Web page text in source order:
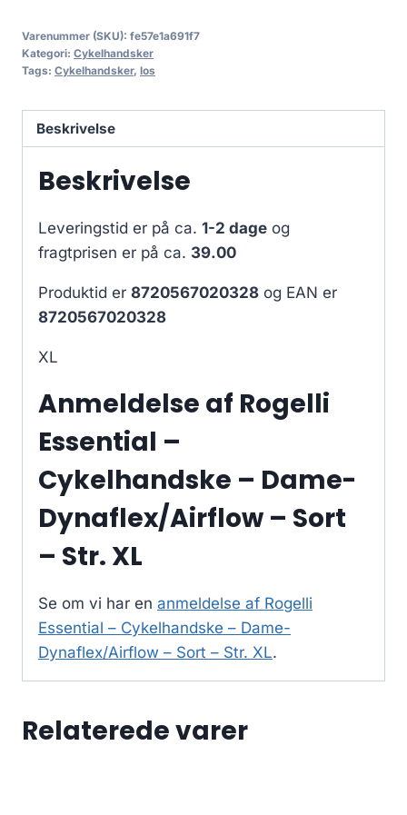
Varenummer (SKU): fe57e1a691f7
Kategori: Cykelhandsker
Tags: Cykelhandsker, los
Beskrivelse
Beskrivelse
Leveringstid er på ca. 1-2 dage og
fragtprisen er på ca. 39.00
Produktid er 8720567020328 og EAN er
8720567020328
XL
Anmeldelse af Rogelli
Essential –
Cykelhandske – Dame-
Dynaflex/Airflow – Sort
– Str. XL
Se om vi har en anmeldelse af Rogelli
Essential – Cykelhandske – Dame-
Dynaflex/Airflow – Sort – Str. XL.
Relaterede varer